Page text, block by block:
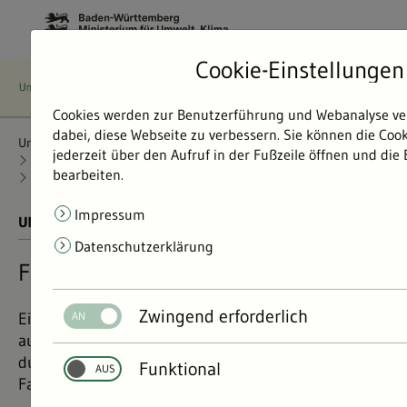
Umweltdaten Bericht: Umweltdaten 2024
Nachhaltigkeit
Rohstoffgewinnung und -nutzung
Borkenkäfer Folgeschäden verhindern
UMWELTDATEN BERICHT 2024
Folgeschäden am Ökosystem
Eine schnelle Aufarbeitung und Abfuhr von Käferholz
aus dem Wald kann den Folgebefall weiterer Bäume
durch Borkenkäfer deutlich vermindern im besten
Fall sogar ganz verhindern.
Cookie-Einstellungen
Cookies werden zur Benutzerführung und Webanalyse
dabei, diese Webseite zu verbessern. Sie können die
jederzeit über den Aufruf in der Fußzeile öffnen und die
bearbeiten.
Impressum
Datenschutzerklärung
Zwingend erforderlich
Funktional